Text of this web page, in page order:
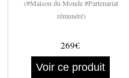
(#Maison du Monde #Partenariat
rémunéré)
269€
Voir ce produit